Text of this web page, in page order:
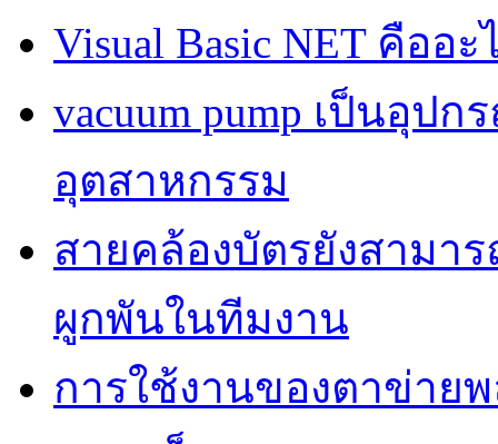
Visual Basic NET คืออะ
vacuum pump เป็นอุ
อุตสาหกรรม
สายคล้องบัตรยังสามา
ผูกพันในทีมงาน
การใช้งานของตาข่าย